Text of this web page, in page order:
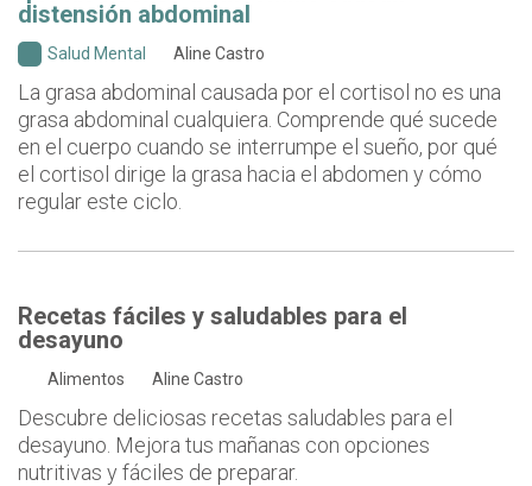
distensión abdominal
Salud Mental Aline Castro
La grasa abdominal causada por el cortisol no es una
grasa abdominal cualquiera. Comprende qué sucede
en el cuerpo cuando se interrumpe el sueño, por qué
el cortisol dirige la grasa hacia el abdomen y cómo
regular este ciclo.
Recetas fáciles y saludables para el
desayuno
Alimentos Aline Castro
Descubre deliciosas recetas saludables para el
desayuno. Mejora tus mañanas con opciones
nutritivas y fáciles de preparar.